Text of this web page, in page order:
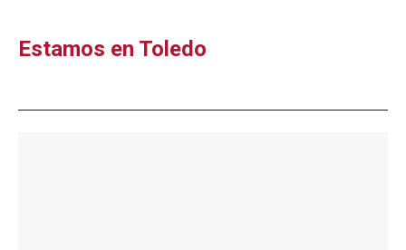
Estamos en Toledo